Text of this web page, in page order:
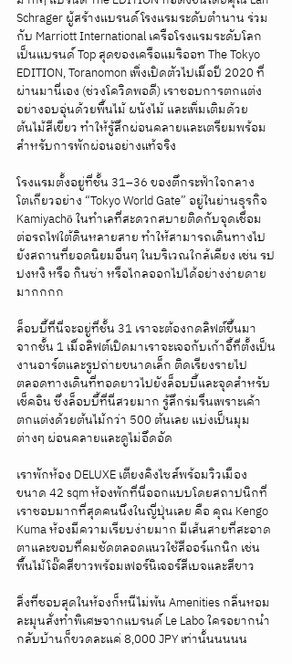
Schrager ผู้สร้างแบรนด์โรงแรมระดับตำนาน ร่วม
กับ Marriott International เครือโรงแรมระดับโลก
เป็นแบรนด์ Top สุดของเครือแมริออท The Tokyo
EDITION, Toranomon เพิ่งเปิดตัวไปเมื่อปี 2020 ที่
ผ่านมานี่เอง (ช่วงโควิดพอดี) เราชอบการตกแต่ง
อย่างอบอุ่นด้วยพื้นไม้ ผนังไม้ และเพิ่มเติมด้วย
ต้นไม้สีเขียว ทำให้รู้สึกผ่อนคลายและเตรียมพร้อม
สำหรับการพักผ่อนอย่างแท้จริง
โรงแรมตั้งอยู่ที่ชั้น 31–36 ของตึกระฟ้าใจกลาง
โตเกียวอย่าง “Tokyo World Gate” อยู่ในย่านธุรกิจ
Kamiyachō ในทำเลที่สะดวกสบายติดกับจุดเชื่อม
ต่อรถไฟใต้ดินหลายสาย ทำให้สามารถเดินทางไป
ยังสถานที่ยอดนิยมอื่นๆ ในบริเวณใกล้เคียง เช่น รป
ปงหงิ หรือ กินซ่า หรือไกลออกไปได้อย่างง่ายดาย
มากกกก
ล็อบบี้ที่นี่จะอยู่ที่ชั้น 31 เราจะต้องกดลิฟต์ขึ้นมา
จากชั้น 1 เมื่อลิฟต์เปิดมาเราจะเจอกับเก้าอี้ที่ตั้งเป็น
งานอาร์ตและรูปถ่ายขนาดเล็ก ติดเรียงรายไป
ตลอดทางเดินที่ทอดยาวไปยังล็อบบี้และจุดสำหรับ
เช็คอิน ซึ่งล็อบบี้ที่นี่สวยมาก รู้สึกร่มรื่นเพราะเค้า
ตกแต่งด้วยต้นไม้กว่า 500 ต้นเลย แบ่งเป็นมุม
ต่างๆ ผ่อนคลายและดูไม่อึดอัด
เราพักห้อง DELUXE เตียงคิงไซส์พร้อมวิวเมือง
ขนาด 42 sqm ห้องพักที่นี่ออกแบบโดยสถาปนิกที่
เราชอบมากที่สุดคนนึงในญี่ปุ่นเลย คือ คุณ Kengo
Kuma ห้องมีความเรียบง่ายมาก มีเส้นสายที่สะอาด
ตาและขอบที่คมชัดตลอดแนวใช้สีออร์แกนิก เช่น
พื้นไม้โอ๊คสีขาวพร้อมเฟอร์นิเจอร์สีเบจและสีขาว
สิ่งที่ชอบสุดในห้องก็หนีไม่พ้น Amenities กลิ่นหอม
ละมุนสั่งทำพิเศษจากแบรนด์ Le Labo ใครอยากนำ
กลับบ้านก็ขวดละแค่ 8,000 JPY เท่านั้นนนนน